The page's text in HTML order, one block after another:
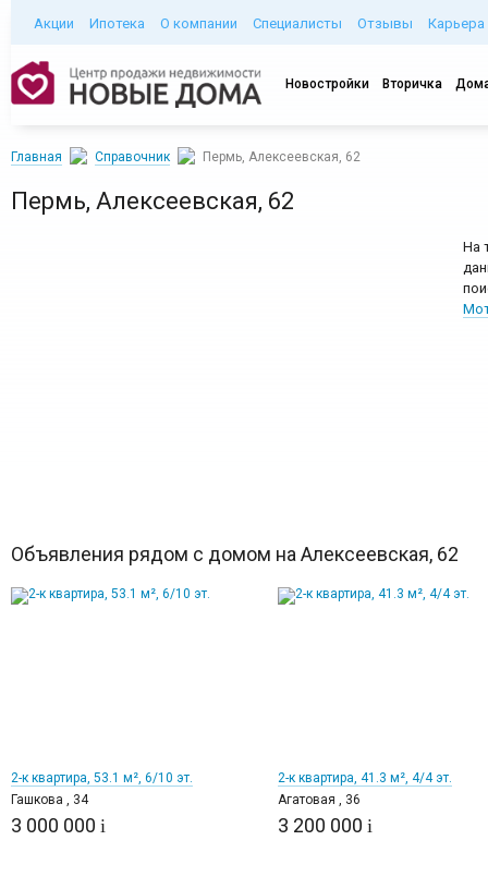
Акции Ипотека О компании Специалисты Отзывы Карьера
Новостройки Вторичка
Главная Справочник Пермь, Алексеевская, 62
Пермь, Алексеевская, 62
На
Объявления рядом с домом на Алексеевская, 62
2-к квартира, 53.1 м², 6/10 эт.
Гашкова , 34
3 000 000 i
2-к квартира, 41.3 м², 4/4 эт.
Агатовая , 36
3 200 000 i